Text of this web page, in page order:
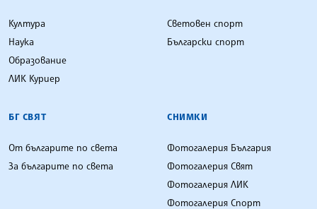
Култура
Наука
Образование
ЛИК Куриер
Световен спорт
Български спорт
БГ СВЯТ
От българите по света
За българите по света
СНИМКИ
Фотогалерия България
Фотогалерия Свят
Фотогалерия ЛИК
Фотогалерия Спорт